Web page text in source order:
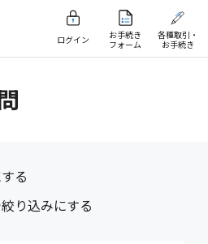
ログイン
お手続き
フォーム
各種取引・
お手続き
る
り込みにする